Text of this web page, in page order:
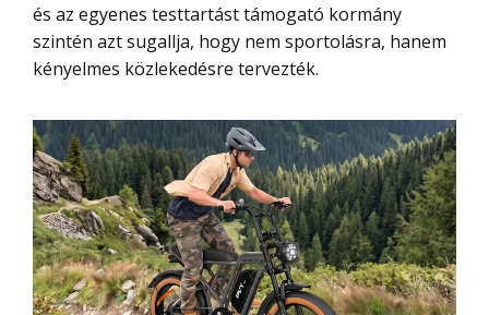
és az egyenes testtartást támogató kormány
szintén azt sugallja, hogy nem sportolásra, hanem
kényelmes közlekedésre tervezték.